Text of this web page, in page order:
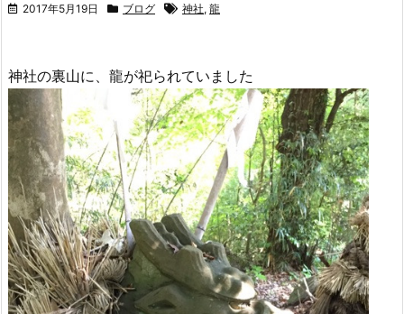
2017年5月19日 ブログ 神社, 龍
神社の裏山に、龍が祀られていました